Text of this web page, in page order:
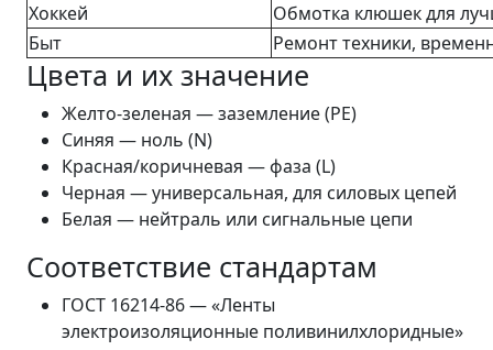
Хоккей
Обмотка клюшек для
Быт
Ремонт техники,
Цвета и их значение
Желто-зеленая — заземление (PE)
Синяя — ноль (N)
Красная/коричневая — фаза (L)
Черная — универсальная, для силовых цепей
Белая — нейтраль или сигнальные цепи
Соответствие стандартам
ГОСТ 16214-86 — «Ленты
электроизоляционные поливинилхлоридные»